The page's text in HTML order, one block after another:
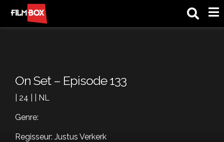
On Set – Episode 133
| 24 | | NL
Genre:
Regisseur: Justus Verkerk